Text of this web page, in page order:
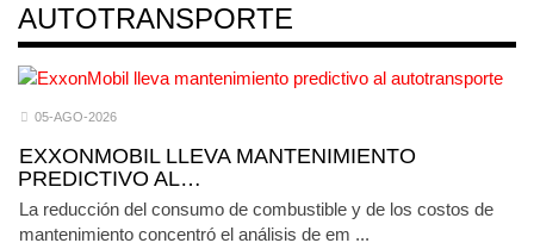
AUTOTRANSPORTE
05-AGO-2026
EXXONMOBIL LLEVA MANTENIMIENTO
PREDICTIVO AL…
La reducción del consumo de combustible y de los costos de
mantenimiento concentró el análisis de em ...